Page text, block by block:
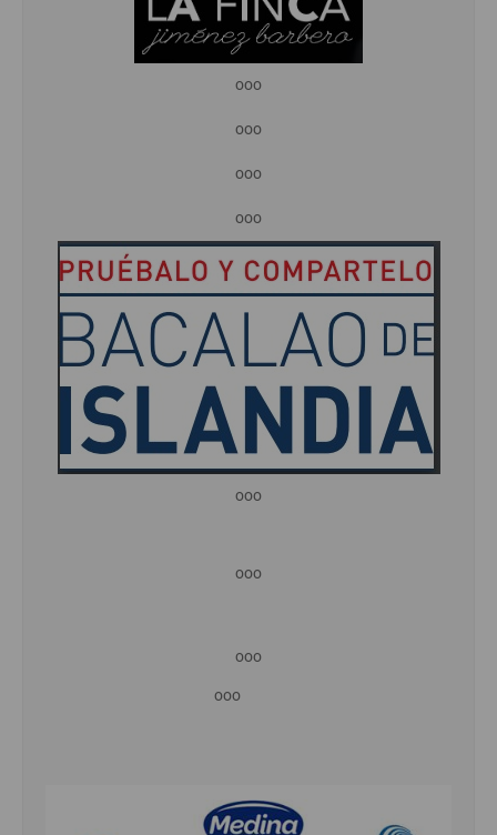
ooo
ooo
ooo
ooo
ooo
ooo
ooo
ooo